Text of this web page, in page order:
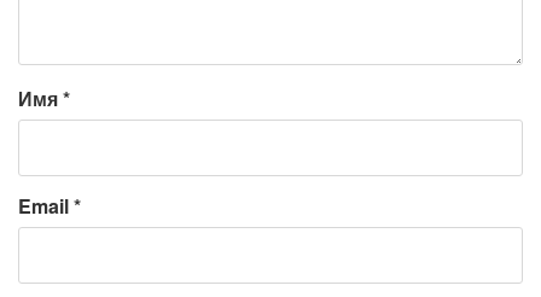
Имя*
Email*